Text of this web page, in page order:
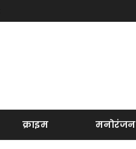
क्राइम मनोरंजन